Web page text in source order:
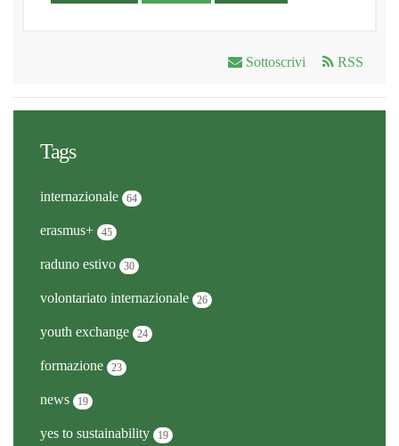
Sottoscrivi RSS
Tags
internazionale 64
erasmus+ 45
raduno estivo 30
volontariato internazionale 26
youth exchange 24
formazione 23
news 19
yes to sustainability 19